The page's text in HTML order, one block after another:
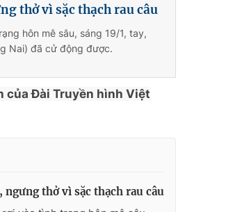
thở vì sặc thạch rau câu
hôn mê sâu, sáng 19/1, tay,
Nai) đã cử động được.
của Đài Truyền hình Việt
thở vì sặc thạch rau câu